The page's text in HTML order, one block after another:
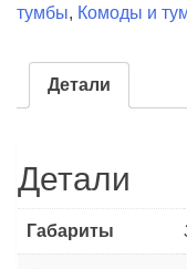
тумбы, Комоды и
Детали
Детали
Габариты